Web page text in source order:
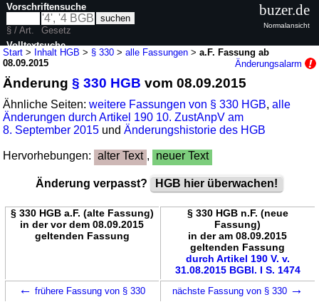
Start > Inhalt HGB > § 330 >alle Fassungen >a.F. Fassung ab
08.09.2015
Änderungsalarm
Änderung§ 330 HGB vom 08.09.2015
Ähnliche Seiten:weitere Fassungen von § 330 HGB,alle
Änderungen durch Artikel 190 10. ZustAnpV am
8. September 2015 undÄnderungshistorie des HGB
Hervorhebungen: alter Text , neuer Text
Änderung verpasst? HGB hier überwachen!
§ 330 HGB a.F. (alte Fassung)
in der vor dem 08.09.2015
geltenden Fassung
§ 330 HGB n.F. (neue
Fassung)
in der am 08.09.2015
geltenden Fassung
durch Artikel 190 V. v.
31.08.2015 BGBl. I S. 1474
← frühere Fassung von § 330 nächste Fassung von § 330 →
Vorschriftensuche
§ / Art.
Gesetz
Volltextsuche
buzer.de
Normalansicht